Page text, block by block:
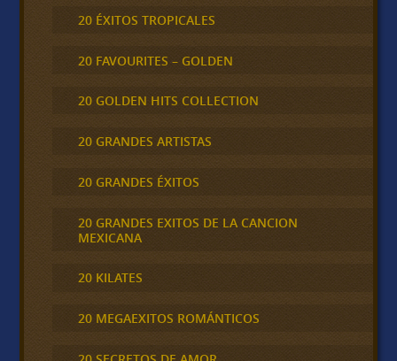
20 ÉXITOS TROPICALES
20 FAVOURITES – GOLDEN
20 GOLDEN HITS COLLECTION
20 GRANDES ARTISTAS
20 GRANDES ÉXITOS
20 GRANDES EXITOS DE LA CANCION
MEXICANA
20 KILATES
20 MEGAEXITOS ROMÁNTICOS